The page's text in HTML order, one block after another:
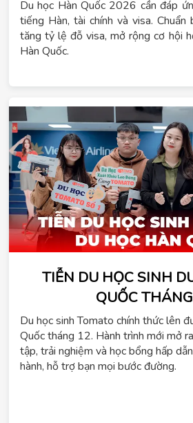
Du học Hàn Quốc 2026 cần đáp
tiếng Hàn, tài chính và visa.
tăng tỷ lệ đỗ visa, mở rộng cơ hội
Hàn Quốc.
TIỄN DU HỌC SINH
QUỐC
ChatGPT
đã
nói:
Du học sinh Tomato chính thức lên
Quốc tháng 12. Hành trình mới mở
tập, trải nghiệm và học bổng hấp
hành, hỗ trợ bạn mọi bước đường.